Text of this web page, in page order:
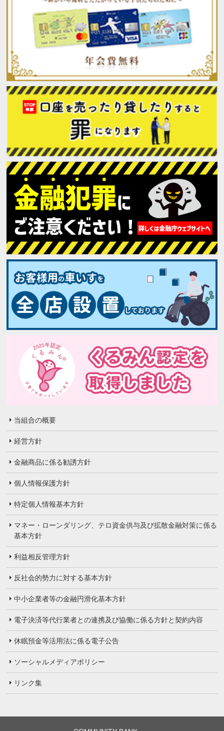
当組合の概要
経営方針
金融商品に係る勧誘方針
個人情報保護方針
特定個人情報基本方針
マネー・ローンダリング、テロ資金供与及び拡散金融対策に係る
基本方針
利益相反管理方針
反社会的勢力に対する基本方針
中小企業者等の金融円滑化基本方針
電子決済等代行業者との連携及び協働に係る方針と契約内容
休眠預金等活用法に係る電子公告
ソーシャルメディアポリシー
リンク集